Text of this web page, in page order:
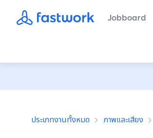
Jobboard
ประเภทงานทั้งหมด ภาพและเสียง